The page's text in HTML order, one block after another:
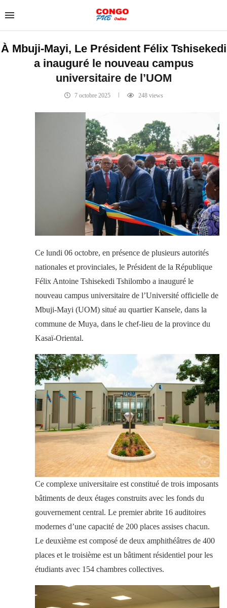
À Mbuji-Mayi, Le Président Félix Tshisekedi
a inauguré le nouveau campus
universitaire de l’UOM
7 octobre 2025 248views
Ce lundi 06 octobre, en présence de plusieurs autorités
nationales et provinciales, le Président de la République
Félix Antoine Tshisekedi Tshilombo a inauguré le
nouveau campus universitaire de l’Université officielle de
Mbuji-Mayi (UOM) situé au quartier Kansele, dans la
commune de Muya, dans le chef-lieu de la province du
Kasaï-Oriental.
Ce complexe universitaire est constitué de trois imposants
bâtiments de deux étages construits avec les fonds du
gouvernement central. Le premier abrite 16 auditoires
modernes d’une capacité de 200 places assises chacun.
Le deuxième est composé de deux amphithéâtres de 400
places et le troisième est un bâtiment résidentiel pour les
étudiants avec 154 chambres collectives.